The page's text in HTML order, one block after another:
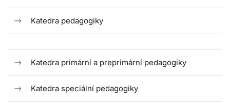
Katedra pedagogiky
Katedra primární a preprimární pedagogiky
Katedra speciální pedagogiky